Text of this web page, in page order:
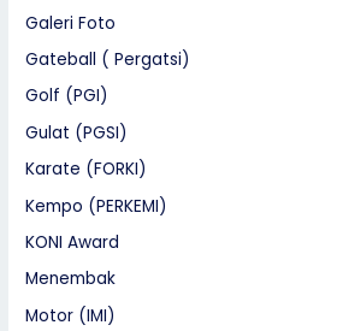
Galeri Foto
Gateball ( Pergatsi)
Golf (PGI)
Gulat (PGSI)
Karate (FORKI)
Kempo (PERKEMI)
KONI Award
Menembak
Motor (IMI)